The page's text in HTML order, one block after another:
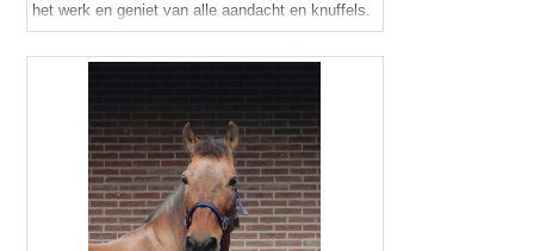
het werk en geniet van alle aandacht en knuffels.